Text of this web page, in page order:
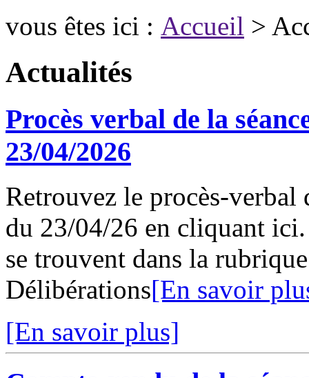
vous êtes ici : Accueil >
Actualités
Procès verbal de la
23/04/2026
Retrouvez le procès-verbal
du 23/04/26 en cliquant ici.
se trouvent dans la
Délibérations[En savoir
[En savoir plus]